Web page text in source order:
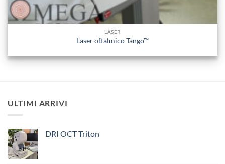
LASER
Laser oftalmico Tango™
ULTIMI ARRIVI
DRI OCT Triton